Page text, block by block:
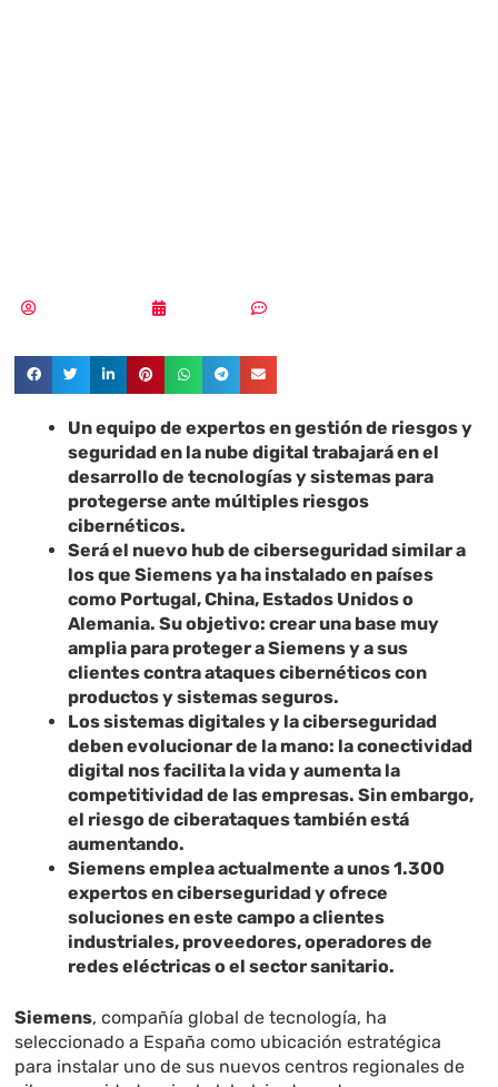
Un equipo de expertos en gestión de riesgos y
seguridad en la nube digital trabajará en el
desarrollo de tecnologías y sistemas para
protegerse ante múltiples riesgos
cibernéticos.
Será el nuevo hub de ciberseguridad similar a
los que Siemens ya ha instalado en países
como Portugal, China, Estados Unidos o
Alemania. Su objetivo: crear una base muy
amplia para proteger a Siemens y a sus
clientes contra ataques cibernéticos con
productos y sistemas seguros.
Los sistemas digitales y la ciberseguridad
deben evolucionar de la mano: la conectividad
digital nos facilita la vida y aumenta la
competitividad de las empresas. Sin embargo,
el riesgo de ciberataques también está
aumentando.
Siemens emplea actualmente a unos 1.300
expertos en ciberseguridad y ofrece
soluciones en este campo a clientes
industriales, proveedores, operadores de
redes eléctricas o el sector sanitario.
Siemens, compañía global de tecnología, ha
seleccionado a España como ubicación estratégica
para instalar uno de sus nuevos centros regionales de